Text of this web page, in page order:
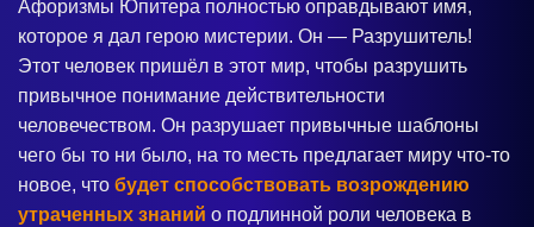
Афоризмы Юпитера полностью оправдывают имя,
которое я дал герою мистерии. Он — Разрушитель!
Этот человек пришёл в этот мир, чтобы разрушить
привычное понимание действительности
человечеством. Он разрушает привычные шаблоны
чего бы то ни было, на то месть предлагает миру что-то
новое, что будет способствовать возрождению
утраченных знаний о подлинной роли человека в